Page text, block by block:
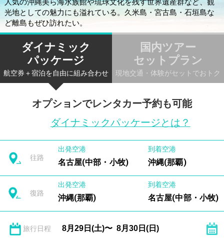
人気の沖縄美ら海水族館や琉球文化を残す世界遺産群など、観
光地としての魅力にも溢れている。久米島・宮古島・石垣島な
ど離島もぜひ訪れたい。
ダイナミック
パッケージ
航空券＋宿泊を自由に組み合わせ
国内ツアー
セットプラン
現地交通・体験がセットでおトク
オプションでレンタカー予約も可能
ダイナミックパッケージとは？
往路
出発空港
名古屋(中部・小牧)
到着空港
沖縄(那覇)
復路
出発空港
沖縄(那覇)
到着空港
名古屋(中部・小牧)
旅行日程